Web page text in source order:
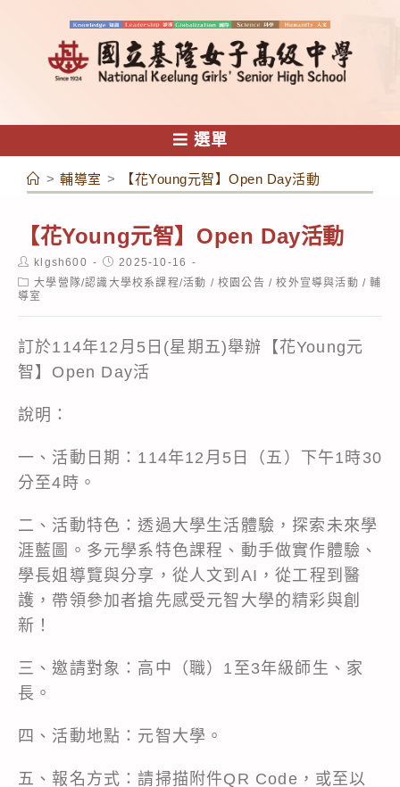
容
選單
> 輔導室 > 【花Young元智】Open Day活動
【花Young元智】Open Day活動
Post
author:
klgsh600
Post
published:
2025-10-16
Post
category:
大學營隊/認識大學校系課程/活動 / 校園公告 / 校外宣導與活動 / 輔
導室
訂於114年12月5日(星期五)舉辦【花Young元
智】Open Day活
說明：
一、活動日期：114年12月5日（五）下午1時30
分至4時。
二、活動特色：透過大學生活體驗，探索未來學
涯藍圖。多元學系特色課程、動手做實作體驗、
學長姐導覽與分享，從人文到AI，從工程到醫
護，帶領參加者搶先感受元智大學的精彩與創
新！
三、邀請對象：高中（職）1至3年級師生、家
長。
四、活動地點：元智大學。
五、報名方式：請掃描附件QR Code，或至以